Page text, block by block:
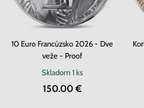
10 Euro Francúzsko 2026 - Dve
veže - Proof
Skladom1 ks
150.00 €